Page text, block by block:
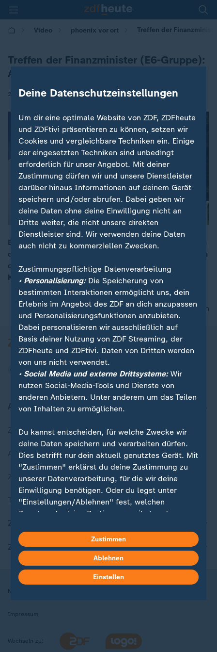
Video phoenix vor ort Treffen der
Treffen der Finanzminister (E6-Gruppe):
Auftaktstatement Lars Klingbeil
28.05.2026 | 16:46
Bundesfinanzminister Lars Klingbeil empfängt in Berlin
die Finanzminister der sechs größten Volkswirtschaften
der Europäischen Union. Zum Auftakt äußert sich
Klingbeil in einem Statement.
nach oben
Aktuell bei ZDFheute
Zuletzt veröffentlicht
Aktuelle Sendungs-Videos
ZDFheute Stories
Themen im Überblick
ZDFheute Apps
Nutzungsbedingungen
Impressum
Wechseln zu:
Deine Datenschutzeinstellungen
Um dir eine optimale Website von ZDF, ZDFheute
und ZDFtivi präsentieren zu können, setzen wir
Cookies und vergleichbare Techniken ein. Einige
der eingesetzten Techniken sind unbedingt
erforderlich für unser Angebot. Mit deiner
Zustimmung dürfen wir und unsere Dienstleister
darüber hinaus Informationen auf deinem Gerät
speichern und/oder abrufen. Dabei geben wir
deine Daten ohne deine Einwilligung nicht an
Dritte weiter, die nicht unsere direkten
Dienstleister sind. Wir verwenden deine Daten
auch nicht zu kommerziellen Zwecken.
Zustimmungspflichtige Datenverarbeitung
• Personalisierung:Die Speicherung von
bestimmten Interaktionen ermöglicht uns, dein
Erlebnis im Angebot des ZDF an dich anzupassen
und Personalisierungsfunktionen anzubieten.
Dabei personalisieren wir ausschließlich auf
Basis deiner Nutzung von ZDF Streaming, der
ZDFheute und ZDFtivi. Daten von Dritten werden
von uns nicht verwendet.
• Social Media und externe Drittsysteme:Wir
nutzen Social-Media-Tools und Dienste von
anderen Anbietern. Unter anderem um das Teilen
von Inhalten zu ermöglichen.
Du kannst entscheiden, für welche Zwecke wir
deine Daten speichern und verarbeiten dürfen.
Dies betrifft nur dein aktuell genutztes Gerät. Mit
"Zustimmen" erklärst du deine Zustimmung zu
unserer Datenverarbeitung, für die wir deine
Einwilligung benötigen. Oder du legst unter
"Einstellungen/Ablehnen" fest, welchen
Zwecken du deine Zustimmung gibst und
kannst du jederzeit mit Wirkung für die Zukunft
in deinen Einstellungen widerrufen oder ändern.
Hier findest du das Impressum.
Weitere Informationen findest du in unserer
Zustimmen
Ablehnen
Einstellen